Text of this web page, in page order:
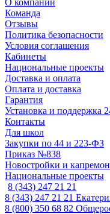
О компании
Команда
Отзывы
Политика безопасности
Условия соглашения
Кабинеты
Национальные проекты
Доставка и оплата
Оплата и доставка
Гарантия
Установка и поддержка
Контакты
Для школ
Закупки по 44 и 223-ФЗ
Приказ №838
Новостройки и
Национальные проекты
8 (343) 247 21 21
8 (343) 247 21 21
8 (800) 350 68 82